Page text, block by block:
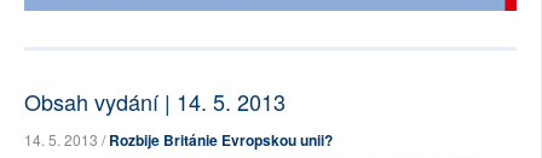
Obsah vydání | 14. 5. 2013
14. 5. 2013 /Rozbije Británie Evropskou unii?